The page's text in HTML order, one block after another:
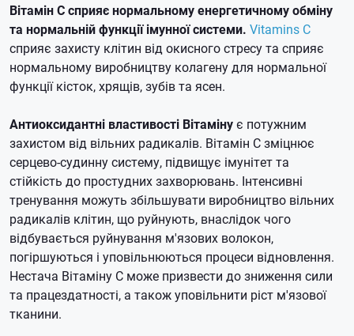
Вітамін С сприяє нормальному енергетичному обміну
та нормальній функції імунної системи. Vitamins C
сприяє захисту клітин від окисного стресу та сприяє
нормальному виробництву колагену для нормальної
функції кісток, хрящів, зубів та ясен.
Антиоксидантні властивості Вітамінує потужним
захистом від вільних радикалів. Вітамін Сзміцнює
серцево-судинну систему, підвищує імунітет та
стійкість до простудних захворювань. Інтенсивні
тренування можуть збільшувати виробництво вільних
радикалів клітин, що руйнують, внаслідок чого
відбувається руйнування м'язових волокон,
погіршуються і уповільнюються процеси відновлення.
Нестача Вітаміну С може призвести до зниження сили
та працездатності, а також уповільнити ріст м'язової
тканини.